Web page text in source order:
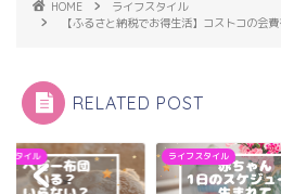
HOME
ライフスタイル
【ふるさと納税でお得生活】コストコの会
RELATED POST
スタイル ライフスタイル